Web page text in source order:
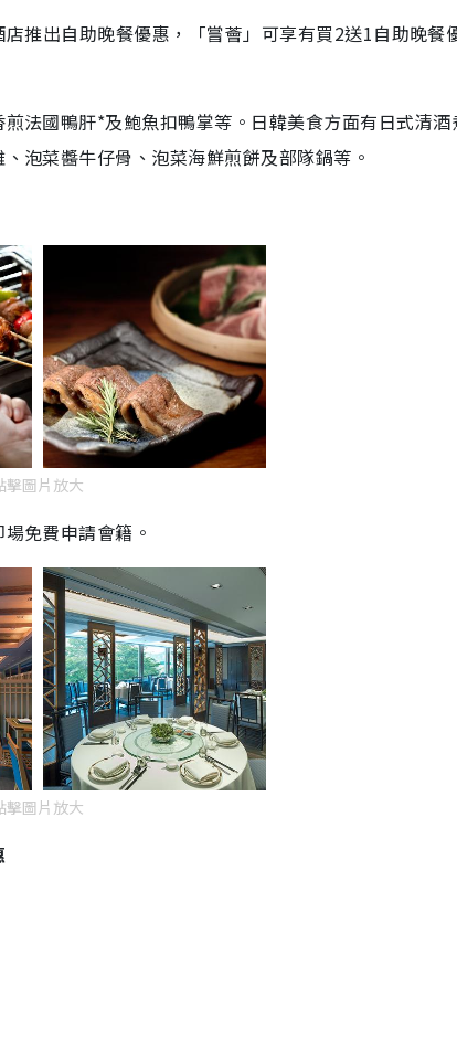
推出自助晚餐優惠，「嘗薈」可享有買2送1自助晚餐
法國鴨肝*及鮑魚扣鴨掌等。日韓美食方面有日式清酒
泡菜醬牛仔骨、泡菜海鮮煎餅及部隊鍋等。
擊圖片放大
免費申請會籍。
擊圖片放大